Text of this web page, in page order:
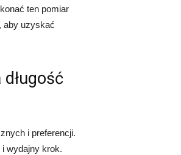
ten pomiar
aby uzyskać
i preferencji.
wydajny krok.